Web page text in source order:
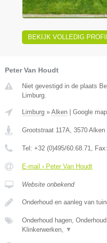
BEKIJK VOLLEDIG
Peter Van Houdt
Niet gevestigd in de plaats
Limburg.
Limburg » Alken Google
Grootstraat 117A 3570 Alken
Tel: +32 (0)495/60.68.71 , Fax:
E-mail › Peter Van Houdt
Website onbekend
Onderhoud en aanleg van
Onderhoud hagen,
Klinkerwerken,
▼